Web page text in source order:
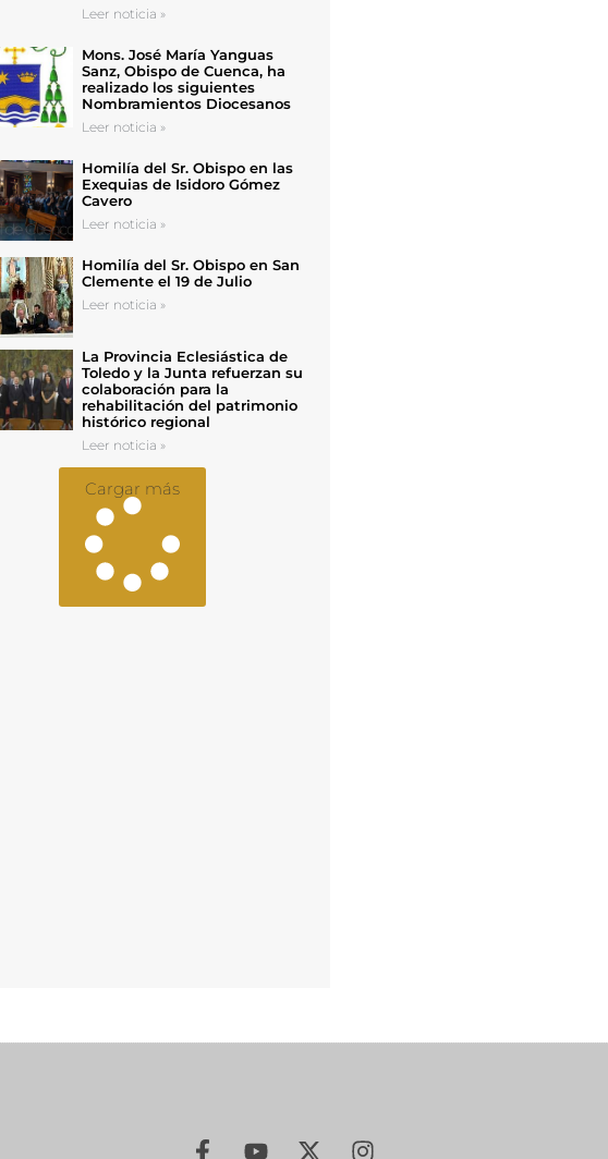
Leer noticia »
Mons. José María Yanguas
Sanz, Obispo de Cuenca, ha
realizado los siguientes
Nombramientos Diocesanos
Leer noticia »
Homilía del Sr. Obispo en las
Exequias de Isidoro Gómez
Cavero
Leer noticia »
Homilía del Sr. Obispo en San
Clemente el 19 de Julio
Leer noticia »
La Provincia Eclesiástica de
Toledo y la Junta refuerzan su
colaboración para la
rehabilitación del patrimonio
histórico regional
Leer noticia »
Cargar más